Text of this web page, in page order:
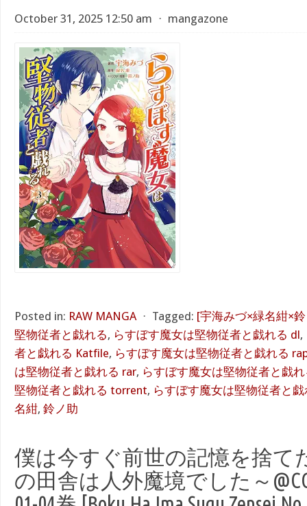
October 31, 2025 12:50 am ⋅ mangazone
Posted in: RAW MANGA ⋅ Tagged: [宇海みづ×緑名紺×
堅物従者と戯れる, らすぼす魔女は堅物従者と戯れる dl,
者と戯れる Katfile, らすぼす魔女は堅物従者と戯れる
は堅物従者と戯れる rar, らすぼす魔女は堅物従者と戯
堅物従者と戯れる torrent, らすぼす魔女は堅物従者と
名紺, 鈴ノ助
僕は今すぐ前世の記憶を捨て
の田舎は人外魔境でした～